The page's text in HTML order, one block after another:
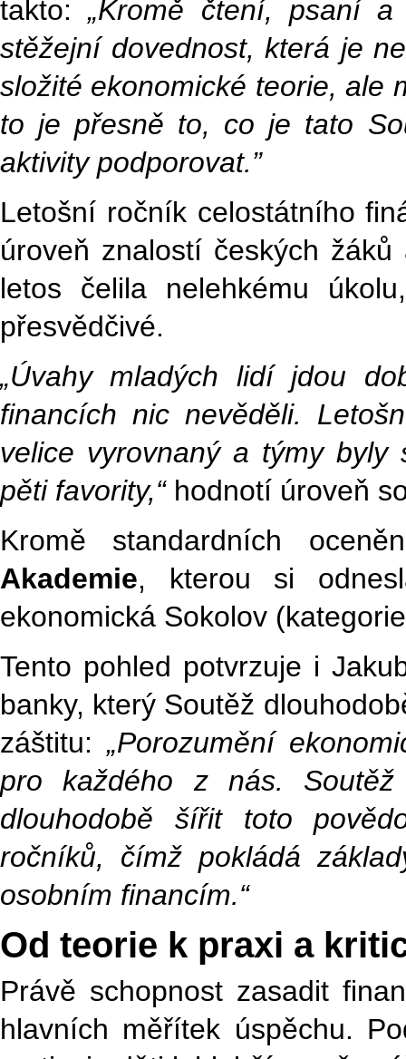
takto:„Kromě čtení, psaní
stěžejní dovednost, která je
složité ekonomické teorie, ale
to je přesně to, co je tato
aktivity podporovat.”
Letošní ročník celostátního
úroveň znalostí českých
letos čelila nelehkému
přesvědčivé.
„Úvahy mladých lidí jdou
financích nic nevěděli.
velice vyrovnaný a týmy
pěti favority,“hodnotí úroveň
Kromě standardních
Akademie, kterou si
ekonomická Sokolov
Tento pohled potvrzuje i
banky, který Soutěž
záštitu:„Porozumění
pro každého z nás. Soutěž
dlouhodobě šířit toto
ročníků, čímž pokládá
osobním financím.“
Od teorie k praxi a
Právě schopnost zasadit
hlavních měřítek úspěchu.